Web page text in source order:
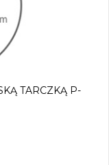
TARCZKĄ P-